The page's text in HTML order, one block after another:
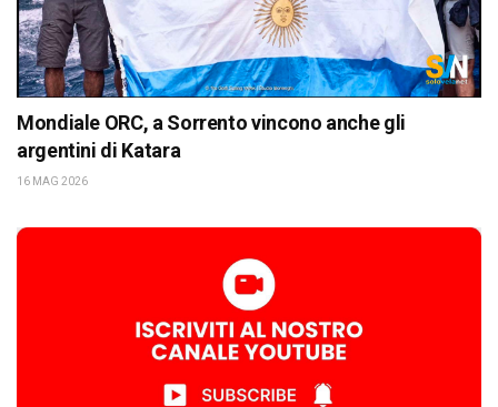
Mondiale ORC, a Sorrento vincono anche gli
argentini di Katara
16 MAG 2026